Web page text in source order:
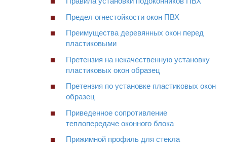
Предел огнестойкости окон ПВХ
Преимущества деревянных окон перед
пластиковыми
Претензия на некачественную установку
пластиковых окон образец
Претензия по установке пластиковых окон
образец
Приведенное сопротивление
теплопередаче оконного блока
Прижимной профиль для стекла